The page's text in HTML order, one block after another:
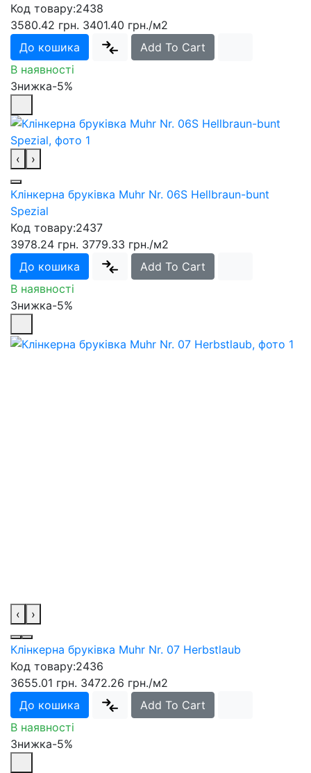
Код товару:2438
3580.42 грн. 3401.40 грн./м2
До кошика
Add To Cart
В наявності
Знижка-5%
‹ ›
Клінкерна бруківка Muhr Nr. 06S Hellbraun-bunt
Spezial
Код товару:2437
3978.24 грн. 3779.33 грн./м2
До кошика
Add To Cart
В наявності
Знижка-5%
‹ ›
Клінкерна бруківка Muhr Nr. 07 Herbstlaub
Код товару:2436
3655.01 грн. 3472.26 грн./м2
До кошика
Add To Cart
В наявності
Знижка-5%